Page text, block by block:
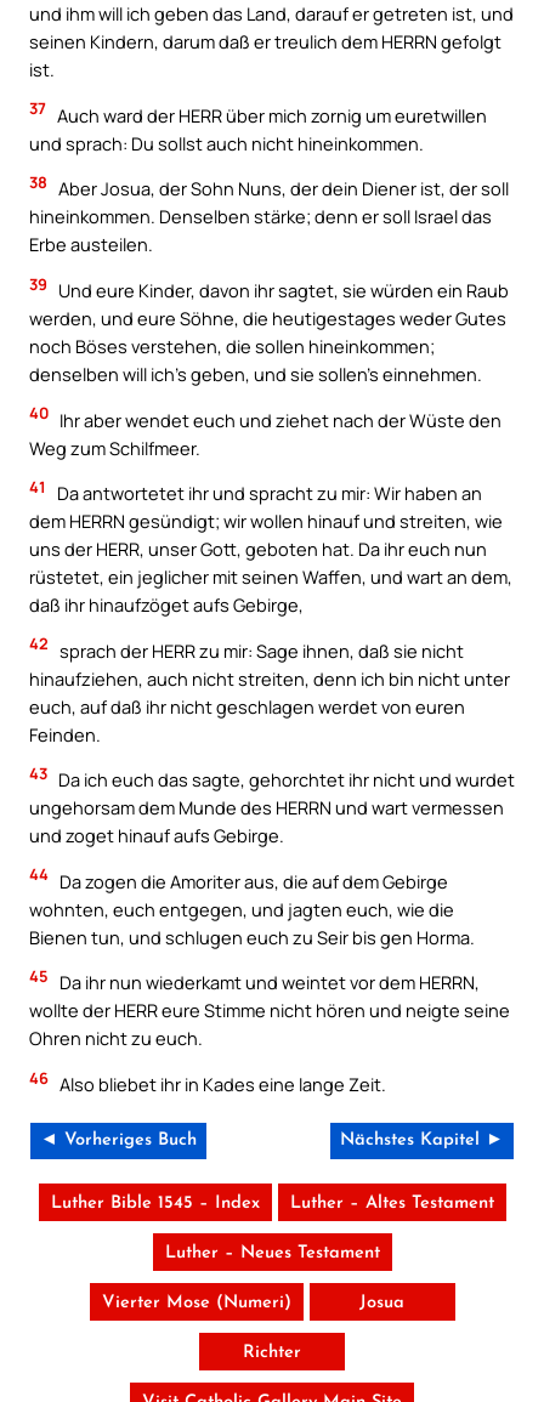
und ihm will ich geben das Land, darauf er getreten ist, und
seinen Kindern, darum daß er treulich dem HERRN gefolgt
ist.
37 Auch ward der HERR über mich zornig um euretwillen
und sprach: Du sollst auch nicht hineinkommen.
38 Aber Josua, der Sohn Nuns, der dein Diener ist, der soll
hineinkommen. Denselben stärke; denn er soll Israel das
Erbe austeilen.
39
Und eure Kinder, davon ihr sagtet, sie würden ein Raub
werden, und eure Söhne, die heutigestages weder Gutes
noch Böses verstehen, die sollen hineinkommen;
denselben will ich’s geben, und sie sollen’s einnehmen.
40 Ihr aber wendet euch und ziehet nach der Wüste den
Weg zum Schilfmeer.
41
Da antwortetet ihr und spracht zu mir: Wir haben an
dem HERRN gesündigt; wir wollen hinauf und streiten, wie
uns der HERR, unser Gott, geboten hat. Da ihr euch nun
rüstetet, ein jeglicher mit seinen Waffen, und wart an dem,
daß ihr hinaufzöget aufs Gebirge,
42 sprach der HERR zu mir: Sage ihnen, daß sie nicht
hinaufziehen, auch nicht streiten, denn ich bin nicht unter
euch, auf daß ihr nicht geschlagen werdet von euren
Feinden.
43 Da ich euch das sagte, gehorchtet ihr nicht und wurdet
ungehorsam dem Munde des HERRN und wart vermessen
und zoget hinauf aufs Gebirge.
44 Da zogen die Amoriter aus, die auf dem Gebirge
wohnten, euch entgegen, und jagten euch, wie die
Bienen tun, und schlugen euch zu Seir bis gen Horma.
45
Da ihr nun wiederkamt und weintet vor dem HERRN,
wollte der HERR eure Stimme nicht hören und neigte seine
Ohren nicht zu euch.
46 Also bliebet ihr in Kades eine lange Zeit.
◄ Vorheriges Buch Nächstes Kapitel ►
Luther Bible 1545 – Index Luther – Altes Testament
Luther – Neues Testament
Vierter Mose (Numeri) Josua
Richter